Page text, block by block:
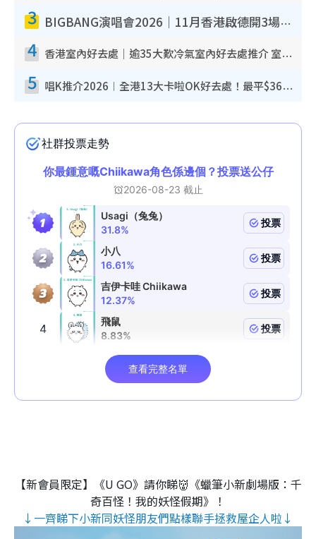
3 BIGBANG演唱會2026｜11月香港啟德開3場！實名制VIP申請、優先購票攻略
4 香港室內好去處｜逾35大歎冷氣室內好去處推介 室內活動免費避雨無懼落雨
5 唱K推介2026︱全港13大卡啦OK好去處！最平$36起 日文K都有！(附地址+收費詳情)
【新會員限定】《U GO》請你睇👹《蠟筆小新劇場版：千
奇百怪！我的妖怪假期》！
↓一齊睇下小新同妖怪朋友們點樣聯手拯救屋企人啦↓